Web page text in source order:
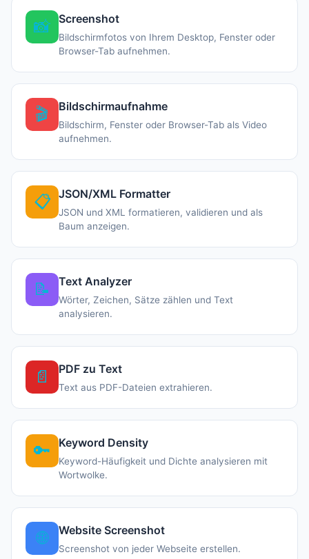
📸 Screenshot
Bildschirmfotos von Ihrem Desktop, Fenster oder
Browser-Tab aufnehmen.
🎬 Bildschirmaufnahme
Bildschirm, Fenster oder Browser-Tab als Video
aufnehmen.
📋 JSON/XML Formatter
JSON und XML formatieren, validieren und als
Baum anzeigen.
📝 Text Analyzer
Wörter, Zeichen, Sätze zählen und Text
analysieren.
📄 PDF zu Text
Text aus PDF-Dateien extrahieren.
🔑 Keyword Density
Keyword-Häufigkeit und Dichte analysieren mit
Wortwolke.
🌐 Website Screenshot
Screenshot von jeder Webseite erstellen.